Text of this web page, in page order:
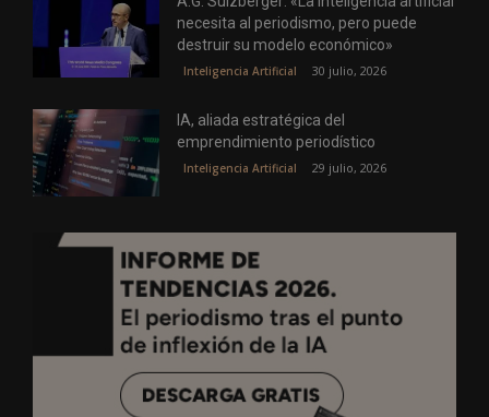
necesita al periodismo, pero puede
destruir su modelo económico»
Inteligencia Artificial 30 julio, 2026
IA, aliada estratégica del
emprendimiento periodístico
Inteligencia Artificial 29 julio, 2026